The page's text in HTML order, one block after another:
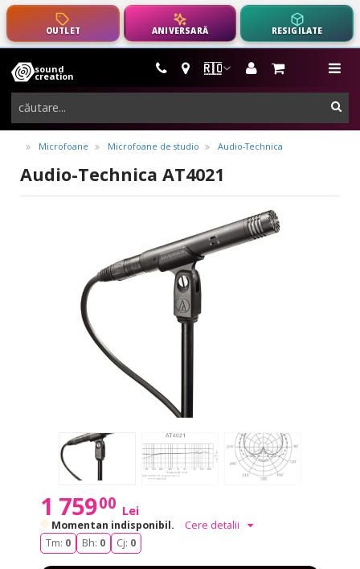
OUTLET ANIVERSARĂ RESIGILATE
🇷🇴
sound
creation
instrumente
muzicale,
echipamente
pro-
audio
Microfoane Microfoane de studio Audio-Technica
Audio-Technica AT4021
1 75900 Lei
Momentan indisponibil.
Cere detalii
Tm: 0 Bh: 0 Cj: 0